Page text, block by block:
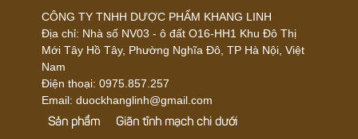
CÔNG TY TNHH DƯỢC PHẨM KHANG LINH
Địa chỉ: Nhà số NV03 - ô đất O16-HH1 Khu Đô Thị
Mới Tây Hồ Tây, Phường Nghĩa Đô, TP Hà Nội, Việt
Nam
Điện thoại:0975.857.257
Email: duockhanglinh@gmail.com
Sản phẩm Giãn tĩnh mạch chi dưới